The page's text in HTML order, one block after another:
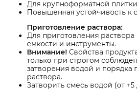
Для крупноформатной
Повышенная устойчивость к
Приготовление раствора:
Для приготовления раствора
емкости и инструменты.
Внимание! Свойства
только при строгом
затворения водой и порядка
раствора.
Затворить смесь водой (от +5